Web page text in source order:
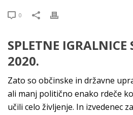
0
SPLETNE IGRALNICE
2020.
Zato so občinske in državne
ali manj politično enako rdeče
učili celo življenje. In izvedenec